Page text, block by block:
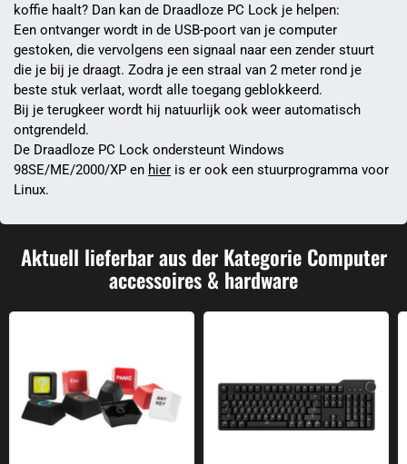
koffie haalt? Dan kan de Draadloze PC Lock je helpen:
Een ontvanger wordt in de USB-poort van je computer
gestoken, die vervolgens een signaal naar een zender stuurt
die je bij je draagt. Zodra je een straal van 2 meter rond je
beste stuk verlaat, wordt alle toegang geblokkeerd.
Bij je terugkeer wordt hij natuurlijk ook weer automatisch
ontgrendeld.
De Draadloze PC Lock ondersteunt Windows
98SE/ME/2000/XP en hier is er ook een stuurprogramma voor
Linux.
Aktuell lieferbar aus der Kategorie Computer
accessoires & hardware